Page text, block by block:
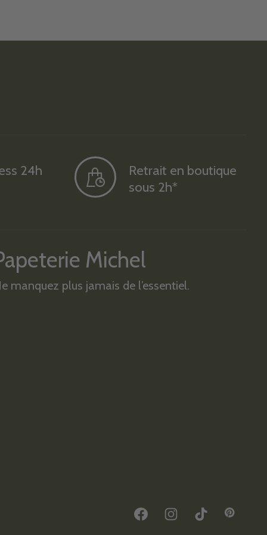
24h
Retrait en boutique
sous 2h*
Michel
manquez plus jamais de l’essentiel.